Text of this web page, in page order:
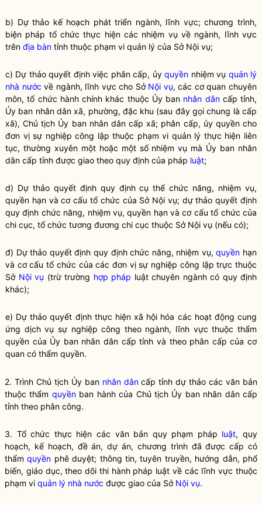
b) Dự thảo kế hoạch phát triển ngành, lĩnh vực; chương trình,
biện pháp tổ chức thực hiện các nhiệm vụ về ngành, lĩnh vực
trên địa bàn tỉnh thuộc phạm vi quản lý của Sở Nội vụ;
c) Dự thảo quyết định việc phân cấp, ủyquyền nhiệm vụ quản lý
nhà nước về ngành, lĩnh vực cho Sở Nội vụ, các cơ quan chuyên
môn, tổ chức hành chính khác thuộc Ủy ban nhân dâncấp tỉnh,
Ủy ban nhân dânxã, phường, đặc khu (sau đây gọi chung là cấp
xã), Chủ tịch Ủy ban nhân dâncấp xã; phân cấp, ủy quyềncho
đơn vị sự nghiệp công lập thuộc phạm vi quản lý thực hiện liên
tục, thường xuyên một hoặc một số nhiệm vụ mà Ủy ban nhân
dân cấp tỉnh được giao theo quy định của pháp luật;
d) Dự thảo quyết định quy định cụ thể chức năng, nhiệm vụ,
quyền hạn và cơ cấu tổ chức của Sở Nội vụ; dự thảo quyết định
quy định chức năng, nhiệm vụ,quyền hạn và cơ cấu tổ chức của
chi cục, tổ chức tương đương chi cục thuộc Sở Nội vụ (nếu có);
đ) Dự thảo quyết định quy định chức năng, nhiệm vụ,quyền hạn
và cơ cấu tổ chức của các đơn vị sự nghiệp công lập trực thuộc
Sở Nội vụ (trừ trường hợp pháp luật chuyên ngành có quy định
khác);
e) Dự thảo quyết định thực hiện xã hội hóa các hoạt động cung
ứng dịch vụ sự nghiệp công theo ngành, lĩnh vực thuộc thẩm
quyền của Ủy ban nhân dân cấp tỉnh và theo phân cấp của cơ
quan có thẩm quyền.
2. Trình Chủ tịch Ủy ban nhân dâncấp tỉnh dự thảo các văn bản
thuộc thẩm quyềnban hành của Chủ tịch Ủy ban nhân dâncấp
tỉnh theo phân công.
3. Tổ chức thực hiện các văn bản quy phạm pháp luật, quy
hoạch, kế hoạch, đề án, dự án, chương trình đã được cấp có
thẩmquyền phê duyệt; thông tin, tuyên truyền, hướng dẫn, phổ
biến, giáo dục, theo dõi thi hành pháp luật về các lĩnh vực thuộc
phạm vi quản lý nhà nước được giao của Sở Nội vụ.